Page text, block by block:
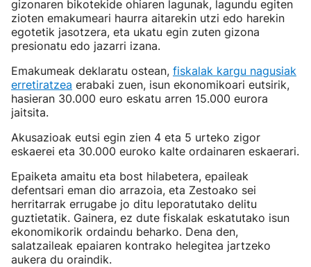
gizonaren bikotekide ohiaren lagunak, lagundu egiten
zioten emakumeari haurra aitarekin utzi edo harekin
egotetik jasotzera, eta ukatu egin zuten gizona
presionatu edo jazarri izana.
Emakumeak deklaratu ostean, fiskalak kargu nagusiak
erretiratzea erabaki zuen, isun ekonomikoari eutsirik,
hasieran 30.000 euro eskatu arren 15.000 eurora
jaitsita.
Akusazioak eutsi egin zien 4 eta 5 urteko zigor
eskaerei eta 30.000 euroko kalte ordainaren eskaerari.
Epaiketa amaitu eta bost hilabetera, epaileak
defentsari eman dio arrazoia, eta Zestoako sei
herritarrak errugabe jo ditu leporatutako delitu
guztietatik. Gainera, ez dute fiskalak eskatutako isun
ekonomikorik ordaindu beharko. Dena den,
salatzaileak epaiaren kontrako helegitea jartzeko
aukera du oraindik.